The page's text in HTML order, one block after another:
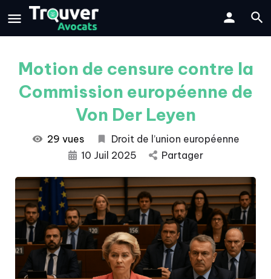
Motion de censure contre la
Commission européenne de
Von Der Leyen
29 vues
Droit de l’union européenne
10 Juil 2025
Partager